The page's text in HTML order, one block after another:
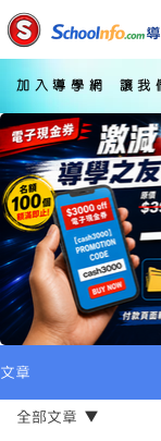
加入導學網 讓我
文章
全部文章